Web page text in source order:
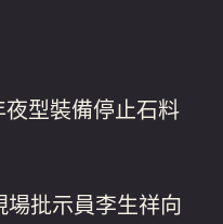
型裝備停止石料
批示員李生祥向